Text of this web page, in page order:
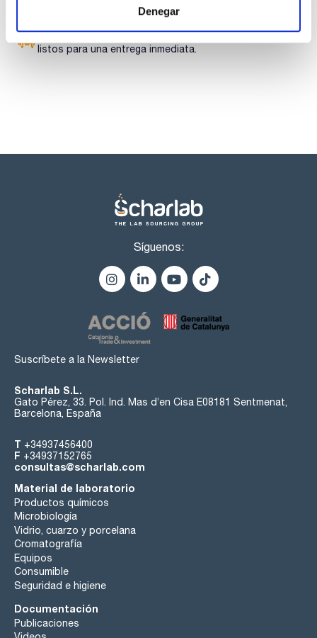
Denegar
- Ningún uso no autorizado: Puertas con cerradura de
fácil del armario
cilindro de perfil (adaptable a llave maestra)
- Fácil instalación: Pies ajustables para salvar las
irregularidades del suelo
integrados listos para conexión a un sistema de extracción
forzada con una sola entrada de aire de extracción
Consultar para puerta con apertura a la derecha para el
modelo S90.196.060.MH.WDAS
listos para una entrega inmediata.
Síguenos:
Suscríbete a la Newsletter
Scharlab S.L.
Gato Pérez, 33. Pol. Ind. Mas d’en Cisa E08181 Sentmenat,
Barcelona, España
T +34937456400
F +34937152765
consultas@scharlab.com
Material de laboratorio
Productos químicos
Microbiología
Vidrio, cuarzo y porcelana
Cromatografía
Equipos
Consumible
Seguridad e higiene
Documentación
Publicaciones